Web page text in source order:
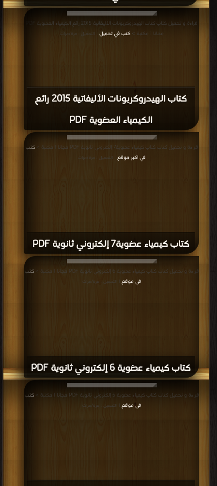
كتاب الهيدروكربونات الأليفاتية 2015 رائع
الكيمياء العضوية PDF
قراءة و تحميل كتاب كتاب الهيدروكربونات الأليفاتية 2015 رائع الكيمياء العضوية PDF
مجانا | مكتبة >كتب في تحميل
كتاب كيمياء عضوية7 إلكتروني ثانوية PDF
قراءة و تحميل كتاب كتاب كيمياء عضوية7 إلكتروني ثانوية PDF مجانا | مكتبة >
كتب
في اكبر موقع
كتاب كيمياء عضوية 6 إلكتروني ثانوية PDF
قراءة و تحميل كتاب كتاب كيمياء عضوية 6 إلكتروني ثانوية PDF مجانا | مكتبة >
كتب
في موقع
كتاب كيمياء عضوية 5 إلكتروني ثانوية PDF
قراءة و تحميل كتاب كتاب كيمياء عضوية 5 إلكتروني ثانوية PDF مجانا | مكتبة >
كتب
في موقع